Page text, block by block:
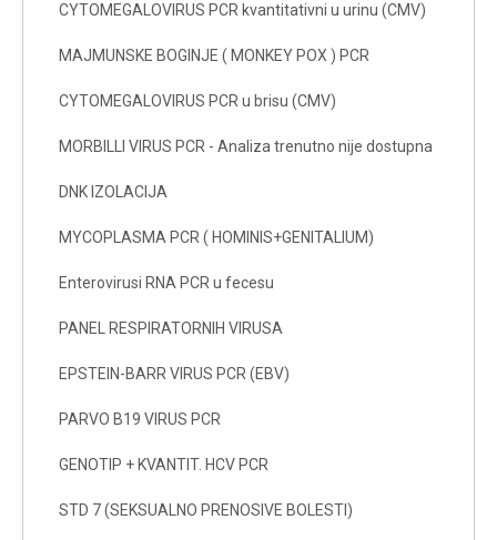
CYTOMEGALOVIRUS PCR kvantitativni u urinu (CMV)
MAJMUNSKE BOGINJE ( MONKEY POX ) PCR
CYTOMEGALOVIRUS PCR u brisu (CMV)
MORBILLI VIRUS PCR - Analiza trenutno nije dostupna
DNK IZOLACIJA
MYCOPLASMA PCR ( HOMINIS+GENITALIUM)
Enterovirusi RNA PCR u fecesu
PANEL RESPIRATORNIH VIRUSA
EPSTEIN-BARR VIRUS PCR (EBV)
PARVO B19 VIRUS PCR
GENOTIP + KVANTIT. HCV PCR
STD 7 (SEKSUALNO PRENOSIVE BOLESTI)